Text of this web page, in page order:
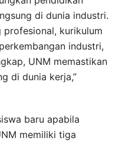
di dunia industri.
profesional, kurikulum
industri,
UNM memastikan
di dunia kerja,”
baru apabila
memiliki tiga